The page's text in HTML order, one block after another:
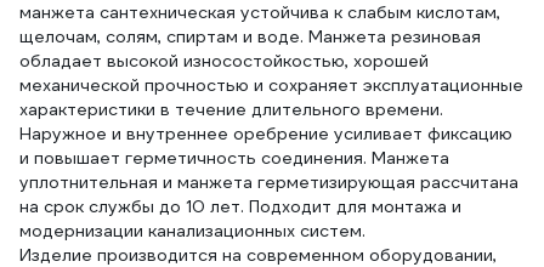
манжета сантехническая устойчива к слабым кислотам,
щелочам, солям, спиртам и воде. Манжета резиновая
обладает высокой износостойкостью, хорошей
механической прочностью и сохраняет эксплуатационные
характеристики в течение длительного времени.
Наружное и внутреннее оребрение усиливает фиксацию
и повышает герметичность соединения. Манжета
уплотнительная и манжета герметизирующая рассчитана
на срок службы до 10 лет. Подходит для монтажа и
модернизации канализационных систем.
Изделие производится на современном оборудовании,